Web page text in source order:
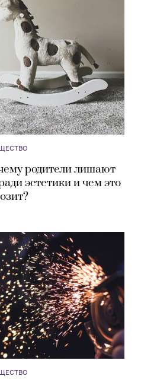
родители лишают
эстетики и чем это